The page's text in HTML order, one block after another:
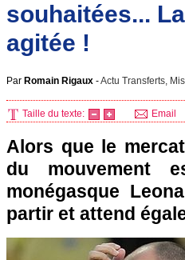
souhaitées...
agitée !
Par Romain Rigaux -Actu Transferts,
Taille du texte: Email
Alors que le
du mouvement
monégasque
partir et attend